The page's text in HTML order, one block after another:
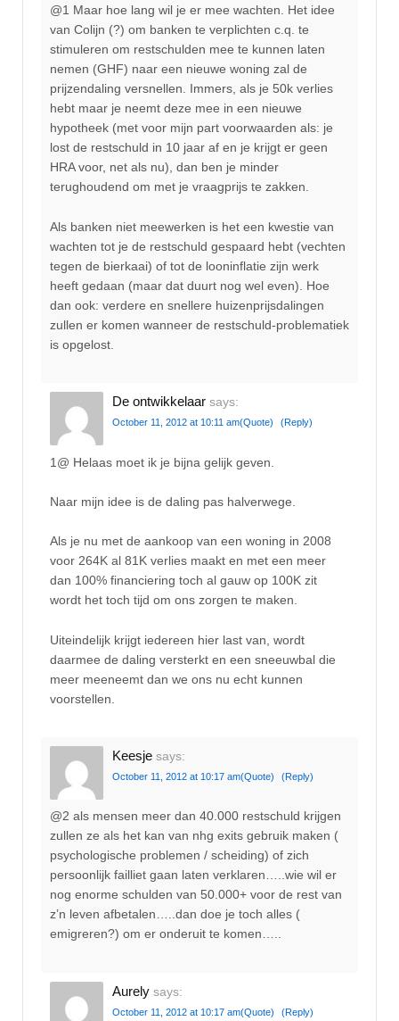
@1 Maar hoe lang wil je er mee wachten. Het idee
van Colijn (?) om banken te verplichten c.q. te
stimuleren om restschulden mee te kunnen laten
nemen (GHF) naar een nieuwe woning zal de
prijzendaling versnellen. Immers, als je 50k verlies
hebt maar je neemt deze mee in een nieuwe
hypotheek (met voor mijn part voorwaarden als: je
lost de restschuld in 10 jaar af en je krijgt er geen
HRA voor, net als nu), dan ben je minder
terughoudend om met je vraagprijs te zakken.
Als banken niet meewerken is het een kwestie van
wachten tot je de restschuld gespaard hebt (vechten
tegen de bierkaai) of tot de looninflatie zijn werk
heeft gedaan (maar dat duurt nog wel even). Hoe
dan ook: verdere en snellere huizenprijsdalingen
zullen er komen wanneer de restschuld-problematiek
is opgelost.
De ontwikkelaar says:
October 11, 2012 at 10:11 am(Quote) (Reply)
1@ Helaas moet ik je bijna gelijk geven.
Naar mijn idee is de daling pas halverwege.
Als je nu met de aankoop van een woning in 2008
voor 264K al 81K verlies maakt en met een meer
dan 100% financiering toch al gauw op 100K zit
wordt het toch tijd om ons zorgen te maken.
Uiteindelijk krijgt iedereen hier last van, wordt
daarmee de daling versterkt en een sneeuwbal die
meer meeneemt dan we ons nu echt kunnen
voorstellen.
Keesje says:
October 11, 2012 at 10:17 am(Quote) (Reply)
@2 als mensen meer dan 40.000 restschuld krijgen
zullen ze als het kan van nhg exits gebruik maken (
psychologische problemen / scheiding) of zich
persoonlijk failliet gaan laten verklaren…..wie wil er
nog enorme schulden van 50.000+ voor de rest van
z’n leven afbetalen…..dan doe je toch alles (
emigreren?) om er onderuit te komen…..
Aurely says:
October 11, 2012 at 10:17 am(Quote) (Reply)